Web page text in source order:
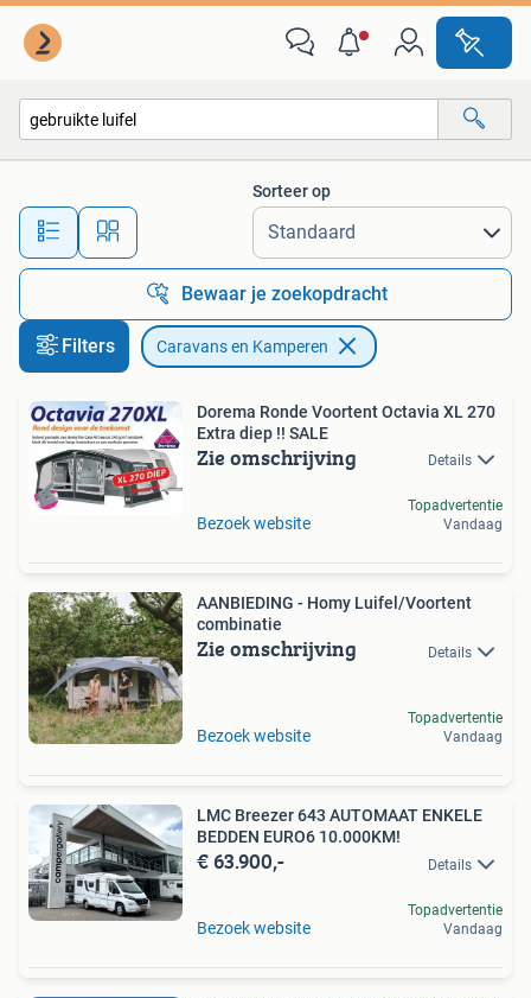
Alle afstanden…
Sorteer op
Bewaar je zoekopdracht
Filters Caravans en Kamperen
Dorema Ronde Voortent Octavia XL 270
Extra diep !! SALE
Zie omschrijving Details
Bezoek website
Topadvertentie
Vandaag
AANBIEDING - Homy Luifel/Voortent
combinatie
Zie omschrijving Details
Bezoek website
Topadvertentie
Vandaag
LMC Breezer 643 AUTOMAAT ENKELE
BEDDEN EURO6 10.000KM!
€ 63.900,- Details
Bezoek website
Topadvertentie
Vandaag